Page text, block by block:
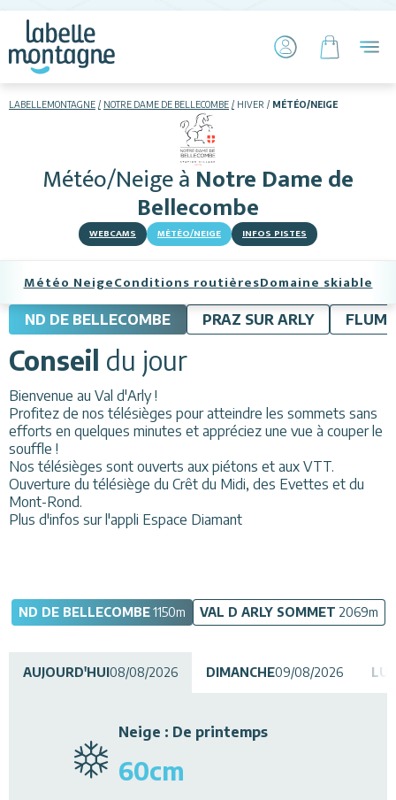
LABELLEMONTAGNE NOTRE DAME DE BELLECOMBE HIVER MÉTÉO/NEIGE
Météo/NeigeàNotre Dame de
Bellecombe
WEBCAMS MÉTÉO/NEIGE INFOS PISTES
Hébergements
Activités
Restaurants
Animations
Services
Météo NeigeConditions routièresDomaine skiable
ND DE BELLECOMBE PRAZ SUR ARLY
Conseil du jour
Bienvenue au Val d'Arly !
Profitez de nos télésièges pour atteindre les sommets sans
efforts en quelques minutes et appréciez une vue à couper le
souffle !
Nos télésièges sont ouverts aux piétons et aux VTT.
Ouverture du télésiège du Crêt du Midi, des Evettes et du
Mont-Rond.
Plus d'infos sur l'appli Espace Diamant
ND DE BELLECOMBE 1150m VAL D ARLY SOMMET 2069m
AUJOURD'HUI08/08/2026 DIMANCHE09/08/2026
Neige : De printemps
60cm